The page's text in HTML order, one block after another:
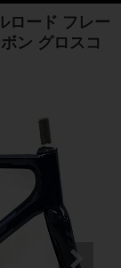
ロード フレー
ン グロスコ